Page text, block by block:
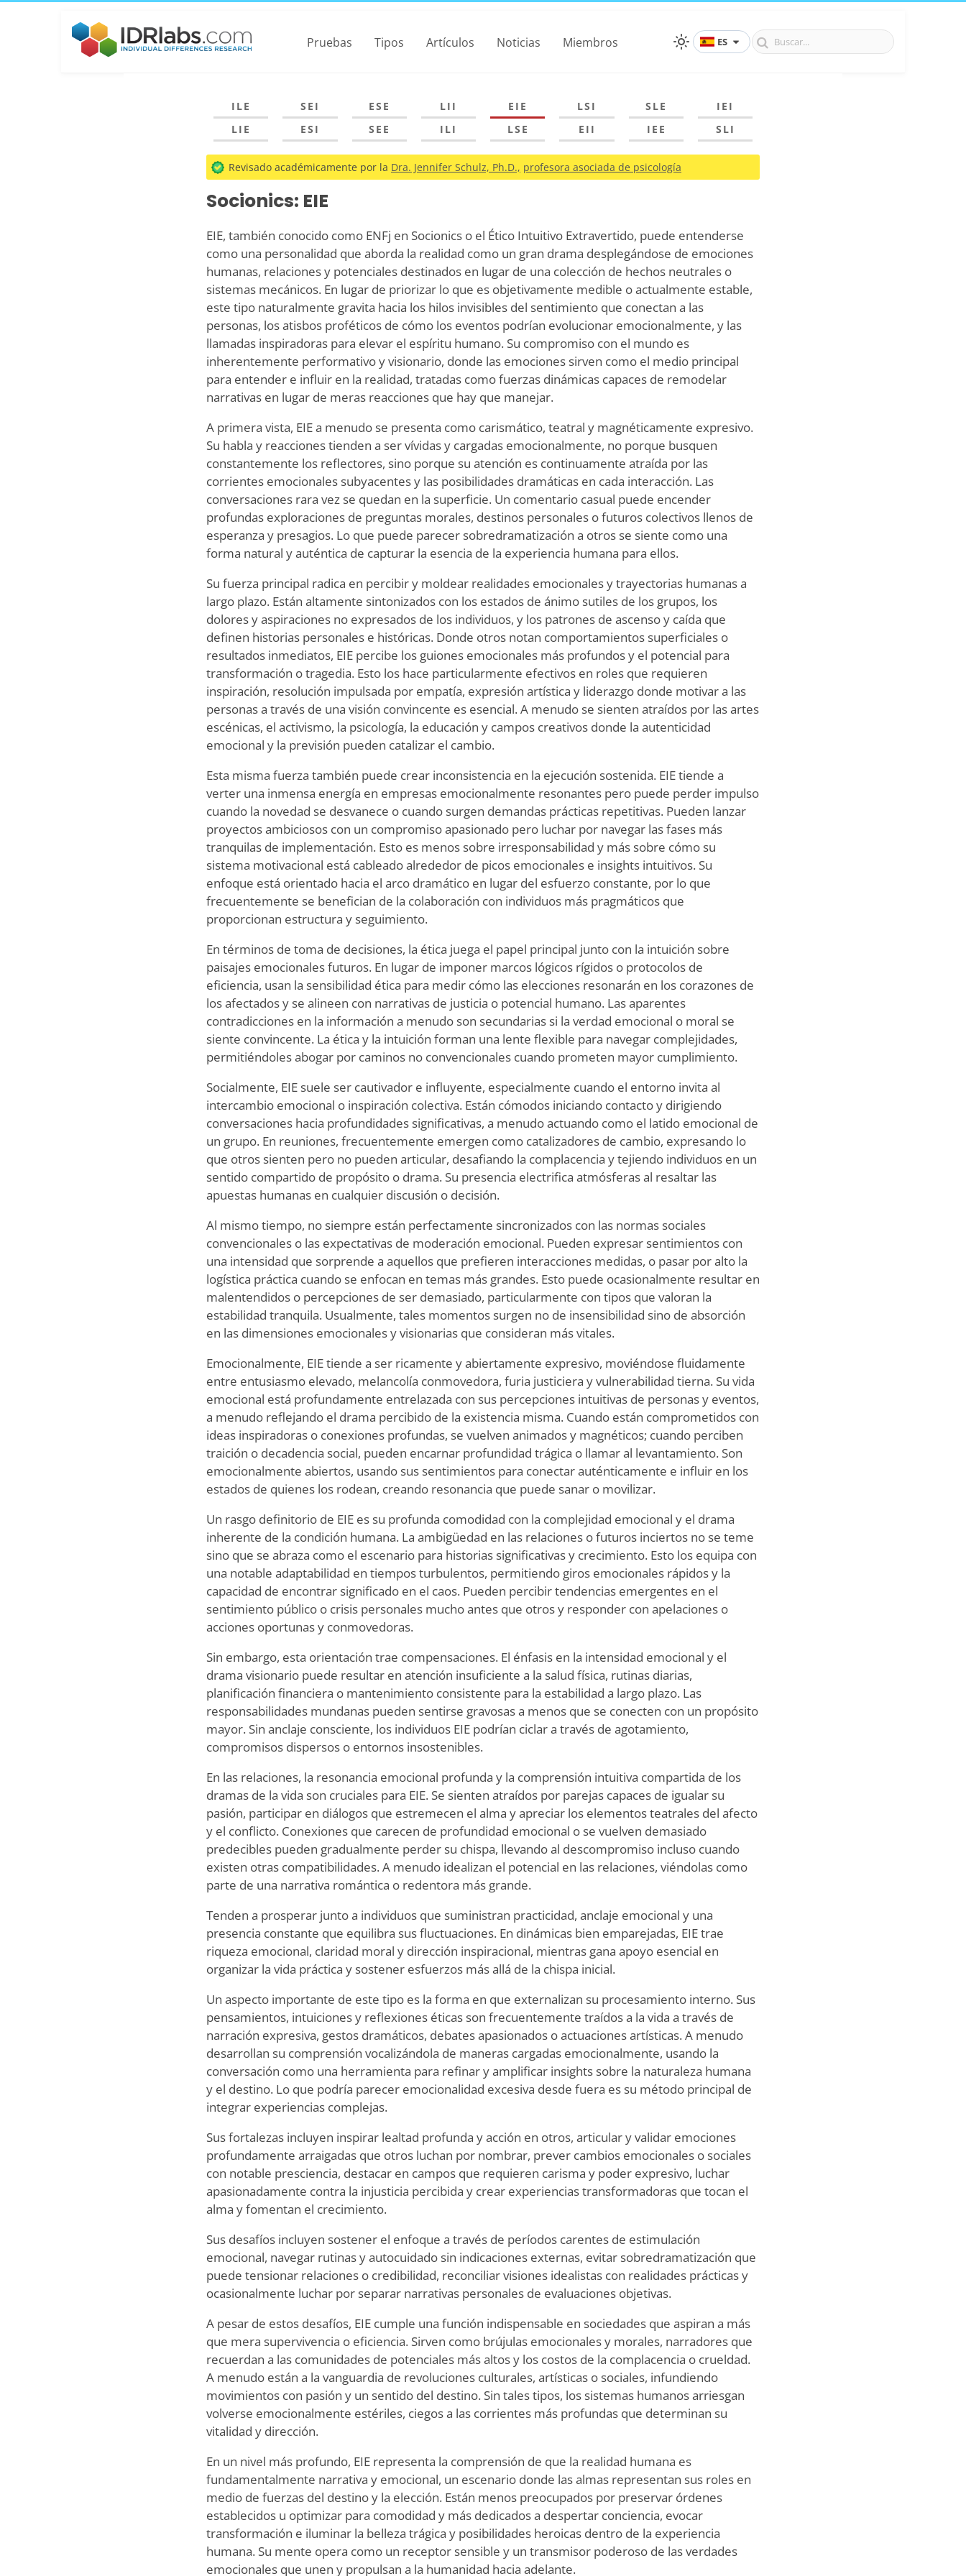
Pruebas Tipos Artículos Noticias Miembros ES
ILE SEI ESE LII EIE LSI SLE
IEI
LIE
ESI SEE ILI LSE EII IEE SLI
Revisado académicamente por la Dra. Jennifer Schulz, Ph.D., profesora asociada de psicología
Socionics: EIE
EIE, también conocido como ENFj en Socionics o el Ético Intuitivo Extravertido, puede entenderse
como una personalidad que aborda la realidad como un gran drama desplegándose de emociones
humanas, relaciones y potenciales destinados en lugar de una colección de hechos neutrales o
sistemas mecánicos. En lugar de priorizar lo que es objetivamente medible o actualmente estable,
este tipo naturalmente gravita hacia los hilos invisibles del sentimiento que conectan a las
personas, los atisbos proféticos de cómo los eventos podrían evolucionar emocionalmente, y las
llamadas inspiradoras para elevar el espíritu humano. Su compromiso con el mundo es
inherentemente performativo y visionario, donde las emociones sirven como el medio principal
para entender e influir en la realidad, tratadas como fuerzas dinámicas capaces de remodelar
narrativas en lugar de meras reacciones que hay que manejar.
A primera vista, EIE a menudo se presenta como carismático, teatral y magnéticamente expresivo.
Su habla y reacciones tienden a ser vívidas y cargadas emocionalmente, no porque busquen
constantemente los reflectores, sino porque su atención es continuamente atraída por las
corrientes emocionales subyacentes y las posibilidades dramáticas en cada interacción. Las
conversaciones rara vez se quedan en la superficie. Un comentario casual puede encender
profundas exploraciones de preguntas morales, destinos personales o futuros colectivos llenos de
esperanza y presagios. Lo que puede parecer sobredramatización a otros se siente como una
forma natural y auténtica de capturar la esencia de la experiencia humana para ellos.
Su fuerza principal radica en percibir y moldear realidades emocionales y trayectorias humanas a
largo plazo. Están altamente sintonizados con los estados de ánimo sutiles de los grupos, los
dolores y aspiraciones no expresados de los individuos, y los patrones de ascenso y caída que
definen historias personales e históricas. Donde otros notan comportamientos superficiales o
resultados inmediatos, EIE percibe los guiones emocionales más profundos y el potencial para
transformación o tragedia. Esto los hace particularmente efectivos en roles que requieren
inspiración, resolución impulsada por empatía, expresión artística y liderazgo donde motivar a las
personas a través de una visión convincente es esencial. A menudo se sienten atraídos por las artes
escénicas, el activismo, la psicología, la educación y campos creativos donde la autenticidad
emocional y la previsión pueden catalizar el cambio.
Esta misma fuerza también puede crear inconsistencia en la ejecución sostenida. EIE tiende a
verter una inmensa energía en empresas emocionalmente resonantes pero puede perder impulso
cuando la novedad se desvanece o cuando surgen demandas prácticas repetitivas. Pueden lanzar
proyectos ambiciosos con un compromiso apasionado pero luchar por navegar las fases más
tranquilas de implementación. Esto es menos sobre irresponsabilidad y más sobre cómo su
sistema motivacional está cableado alrededor de picos emocionales e insights intuitivos. Su
enfoque está orientado hacia el arco dramático en lugar del esfuerzo constante, por lo que
frecuentemente se benefician de la colaboración con individuos más pragmáticos que
proporcionan estructura y seguimiento.
En términos de toma de decisiones, la ética juega el papel principal junto con la intuición sobre
paisajes emocionales futuros. En lugar de imponer marcos lógicos rígidos o protocolos de
eficiencia, usan la sensibilidad ética para medir cómo las elecciones resonarán en los corazones de
los afectados y se alineen con narrativas de justicia o potencial humano. Las aparentes
contradicciones en la información a menudo son secundarias si la verdad emocional o moral se
siente convincente. La ética y la intuición forman una lente flexible para navegar complejidades,
permitiéndoles abogar por caminos no convencionales cuando prometen mayor cumplimiento.
Socialmente, EIE suele ser cautivador e influyente, especialmente cuando el entorno invita al
intercambio emocional o inspiración colectiva. Están cómodos iniciando contacto y dirigiendo
conversaciones hacia profundidades significativas, a menudo actuando como el latido emocional de
un grupo. En reuniones, frecuentemente emergen como catalizadores de cambio, expresando lo
que otros sienten pero no pueden articular, desafiando la complacencia y tejiendo individuos en un
sentido compartido de propósito o drama. Su presencia electrifica atmósferas al resaltar las
apuestas humanas en cualquier discusión o decisión.
Al mismo tiempo, no siempre están perfectamente sincronizados con las normas sociales
convencionales o las expectativas de moderación emocional. Pueden expresar sentimientos con
una intensidad que sorprende a aquellos que prefieren interacciones medidas, o pasar por alto la
logística práctica cuando se enfocan en temas más grandes. Esto puede ocasionalmente resultar en
malentendidos o percepciones de ser demasiado, particularmente con tipos que valoran la
estabilidad tranquila. Usualmente, tales momentos surgen no de insensibilidad sino de absorción
en las dimensiones emocionales y visionarias que consideran más vitales.
Emocionalmente, EIE tiende a ser ricamente y abiertamente expresivo, moviéndose fluidamente
entre entusiasmo elevado, melancolía conmovedora, furia justiciera y vulnerabilidad tierna. Su vida
emocional está profundamente entrelazada con sus percepciones intuitivas de personas y eventos,
a menudo reflejando el drama percibido de la existencia misma. Cuando están comprometidos con
ideas inspiradoras o conexiones profundas, se vuelven animados y magnéticos; cuando perciben
traición o decadencia social, pueden encarnar profundidad trágica o llamar al levantamiento. Son
emocionalmente abiertos, usando sus sentimientos para conectar auténticamente e influir en los
estados de quienes los rodean, creando resonancia que puede sanar o movilizar.
Un rasgo definitorio de EIE es su profunda comodidad con la complejidad emocional y el drama
inherente de la condición humana. La ambigüedad en las relaciones o futuros inciertos no se teme
sino que se abraza como el escenario para historias significativas y crecimiento. Esto los equipa con
una notable adaptabilidad en tiempos turbulentos, permitiendo giros emocionales rápidos y la
capacidad de encontrar significado en el caos. Pueden percibir tendencias emergentes en el
sentimiento público o crisis personales mucho antes que otros y responder con apelaciones o
acciones oportunas y conmovedoras.
Sin embargo, esta orientación trae compensaciones. El énfasis en la intensidad emocional y el
drama visionario puede resultar en atención insuficiente a la salud física, rutinas diarias,
planificación financiera o mantenimiento consistente para la estabilidad a largo plazo. Las
responsabilidades mundanas pueden sentirse gravosas a menos que se conecten con un propósito
mayor. Sin anclaje consciente, los individuos EIE podrían ciclar a través de agotamiento,
compromisos dispersos o entornos insostenibles.
En las relaciones, la resonancia emocional profunda y la comprensión intuitiva compartida de los
dramas de la vida son cruciales para EIE. Se sienten atraídos por parejas capaces de igualar su
pasión, participar en diálogos que estremecen el alma y apreciar los elementos teatrales del afecto
y el conflicto. Conexiones que carecen de profundidad emocional o se vuelven demasiado
predecibles pueden gradualmente perder su chispa, llevando al descompromiso incluso cuando
existen otras compatibilidades. A menudo idealizan el potencial en las relaciones, viéndolas como
parte de una narrativa romántica o redentora más grande.
Tenden a prosperar junto a individuos que suministran practicidad, anclaje emocional y una
presencia constante que equilibra sus fluctuaciones. En dinámicas bien emparejadas, EIE trae
riqueza emocional, claridad moral y dirección inspiracional, mientras gana apoyo esencial en
organizar la vida práctica y sostener esfuerzos más allá de la chispa inicial.
Un aspecto importante de este tipo es la forma en que externalizan su procesamiento interno. Sus
pensamientos, intuiciones y reflexiones éticas son frecuentemente traídos a la vida a través de
narración expresiva, gestos dramáticos, debates apasionados o actuaciones artísticas. A menudo
desarrollan su comprensión vocalizándola de maneras cargadas emocionalmente, usando la
conversación como una herramienta para refinar y amplificar insights sobre la naturaleza humana
y el destino. Lo que podría parecer emocionalidad excesiva desde fuera es su método principal de
integrar experiencias complejas.
Sus fortalezas incluyen inspirar lealtad profunda y acción en otros, articular y validar emociones
profundamente arraigadas que otros luchan por nombrar, prever cambios emocionales o sociales
con notable presciencia, destacar en campos que requieren carisma y poder expresivo, luchar
apasionadamente contra la injusticia percibida y crear experiencias transformadoras que tocan el
alma y fomentan el crecimiento.
Sus desafíos incluyen sostener el enfoque a través de períodos carentes de estimulación
emocional, navegar rutinas y autocuidado sin indicaciones externas, evitar sobredramatización que
puede tensionar relaciones o credibilidad, reconciliar visiones idealistas con realidades prácticas y
ocasionalmente luchar por separar narrativas personales de evaluaciones objetivas.
A pesar de estos desafíos, EIE cumple una función indispensable en sociedades que aspiran a más
que mera supervivencia o eficiencia. Sirven como brújulas emocionales y morales, narradores que
recuerdan a las comunidades de potenciales más altos y los costos de la complacencia o crueldad.
A menudo están a la vanguardia de revoluciones culturales, artísticas o sociales, infundiendo
movimientos con pasión y un sentido del destino. Sin tales tipos, los sistemas humanos arriesgan
volverse emocionalmente estériles, ciegos a las corrientes más profundas que determinan su
vitalidad y dirección.
En un nivel más profundo, EIE representa la comprensión de que la realidad humana es
fundamentalmente narrativa y emocional, un escenario donde las almas representan sus roles en
medio de fuerzas del destino y la elección. Están menos preocupados por preservar órdenes
establecidos u optimizar para comodidad y más dedicados a despertar conciencia, evocar
transformación e iluminar la belleza trágica y posibilidades heroicas dentro de la experiencia
humana. Su mente opera como un receptor sensible y un transmisor poderoso de las verdades
emocionales que unen y propulsan a la humanidad hacia adelante.